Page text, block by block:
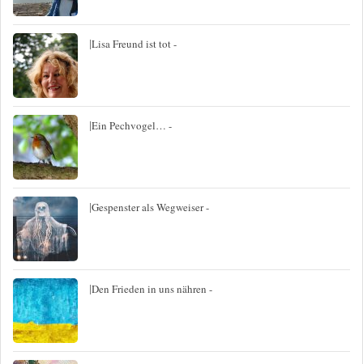
|Lisa Freund ist tot -
|Ein Pechvogel… -
|Gespenster als Wegweiser -
|Den Frieden in uns nähren -